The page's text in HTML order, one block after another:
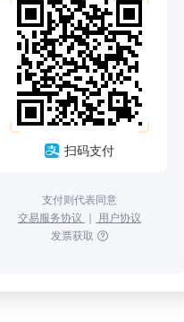
扫码支付
支付则代表同意
交易服务协议 ｜ 用户协议
发票获取